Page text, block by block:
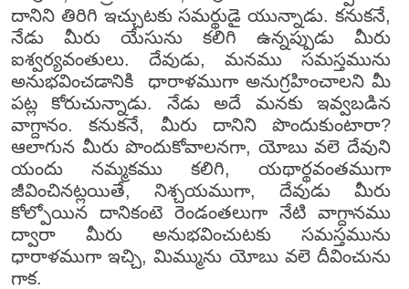
దానిని తిరిగి ఇచ్చుటకు సమర్థుడై యున్నాడు. కనుకనే,
నేడు మీరు యేసును కలిగి ఉన్నప్పుడు మీరు
ఐశ్వర్యవంతులు. దేవుడు, మనము సమస్తమును
అనుభవించడానికి ధారాళముగా అనుగ్రహించాలని మీ
పట్ల కోరుచున్నాడు. నేడు అదే మనకు ఇవ్వబడిన
వాగ్దానం. కనుకనే, మీరు దానిని పొందుకుంటారా?
ఆలాగున మీరు పొందుకోవాలనగా, యోబు వలె దేవుని
యందు నమ్మకము కలిగి, యథార్థవంతముగా
జీవించినట్లయితే, నిశ్చయముగా, దేవుడు మీరు
కోల్పోయిన దానికంటె రెండంతలుగా నేటి వాగ్దానము
ద్వారా మీరు అనుభవించుటకు సమస్తమును
ధారాళముగా ఇచ్చి, మిమ్మును యోబు వలె దీవించును
గాక.